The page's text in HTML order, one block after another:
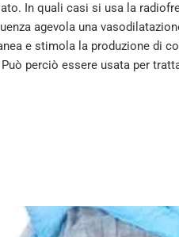
In quali casi si usa la
agevola una
e stimola la produzione di
perciò essere usata per